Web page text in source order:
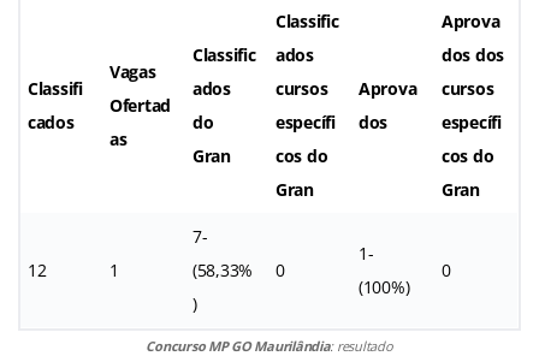
Classifi
cados
Vagas
Ofertad
as
Classific
ados
do
Gran
Classific
ados
cursos
específi
cos do
Gran
Aprova
dos
Aprova
dos dos
cursos
específi
cos do
Gran
12 1
7-
(58,33%
)
0
1-
(100%)
0
Concurso MP GO Maurilândia: resultado